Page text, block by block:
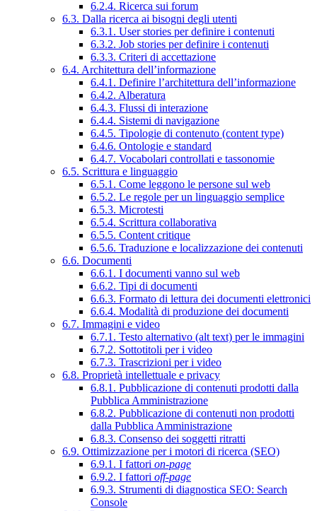
6.2.4. Ricerca sui forum
6.3. Dalla ricerca ai bisogni degli utenti
6.3.1. User stories per definire i contenuti
6.3.2. Job stories per definire i contenuti
6.3.3. Criteri di accettazione
6.4. Architettura dell’informazione
6.4.1. Definire l’architettura dell’informazione
6.4.2. Alberatura
6.4.3. Flussi di interazione
6.4.4. Sistemi di navigazione
6.4.5. Tipologie di contenuto (content type)
6.4.6. Ontologie e standard
6.4.7. Vocabolari controllati e tassonomie
6.5. Scrittura e linguaggio
6.5.1. Come leggono le persone sul web
6.5.2. Le regole per un linguaggio semplice
6.5.3. Microtesti
6.5.4. Scrittura collaborativa
6.5.5. Content critique
6.5.6. Traduzione e localizzazione dei contenuti
6.6. Documenti
6.6.1. I documenti vanno sul web
6.6.2. Tipi di documenti
6.6.3. Formato di lettura dei documenti elettronici
6.6.4. Modalità di produzione dei documenti
6.7. Immagini e video
6.7.1. Testo alternativo (alt text) per le immagini
6.7.2. Sottotitoli per i video
6.7.3. Trascrizioni per i video
6.8. Proprietà intellettuale e privacy
6.8.1. Pubblicazione di contenuti prodotti dalla
Pubblica Amministrazione
6.8.2. Pubblicazione di contenuti non prodotti
dalla Pubblica Amministrazione
6.8.3. Consenso dei soggetti ritratti
6.9. Ottimizzazione per i motori di ricerca (SEO)
6.9.1. I fattori on-page
6.9.2. I fattori off-page
6.9.3. Strumenti di diagnostica SEO: Search
Console